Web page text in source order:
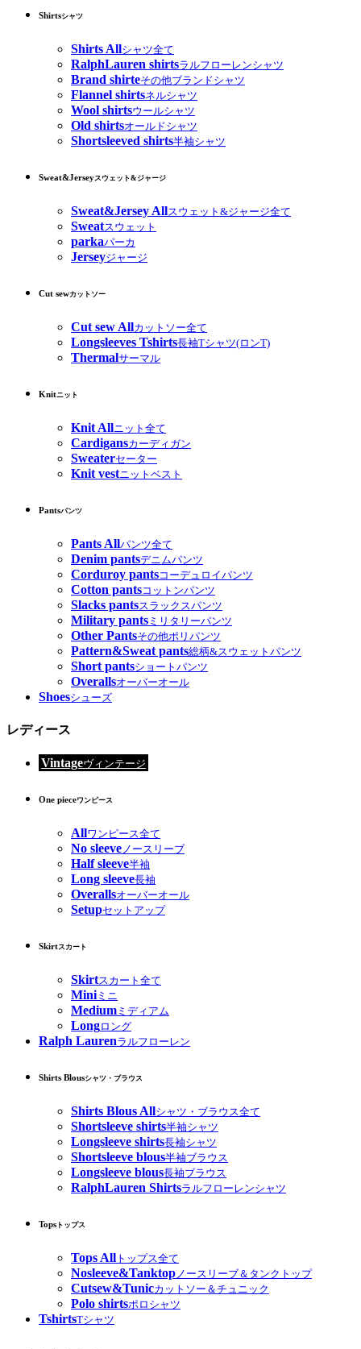
Shirtsシャツ
Shirts Allシャツ全て
RalphLauren shirtsラルフローレンシャツ
Brand shirteその他ブランドシャツ
Flannel shirtsネルシャツ
Wool shirtsウールシャツ
Old shirtsオールドシャツ
Shortsleeved shirts半袖シャツ
Sweat&Jerseyスウェット&ジャージ
Sweat&Jersey Allスウェット&ジャージ全て
Sweatスウェット
parkaパーカ
Jerseyジャージ
Cut sewカットソー
Cut sew Allカットソー全て
Longsleeves Tshirts長袖Tシャツ(ロンT)
Thermalサーマル
Knitニット
Knit Allニット全て
Cardigansカーディガン
Sweaterセーター
Knit vestニットベスト
Pantsパンツ
Pants Allパンツ全て
Denim pantsデニムパンツ
Corduroy pantsコーデュロイパンツ
Cotton pantsコットンパンツ
Slacks pantsスラックスパンツ
Military pants ミリタリーパンツ
Other Pantsその他ポリパンツ
Pattern&Sweat pants総柄&スウェットパンツ
Short pantsショートパンツ
Overallsオーバーオール
Shoesシューズ
レディース
Vintageヴィンテージ
One pieceワンピース
Allワンピース全て
No sleeveノースリーブ
Half sleeve半袖
Long sleeve長袖
Overallsオーバーオール
Setupセットアップ
Skirtスカート
Skirtスカート全て
Miniミニ
Medium ミディアム
Longロング
Ralph Laurenラルフローレン
Shirts Blousシャツ・ブラウス
Shirts Blous Allシャツ・ブラウス全て
Shortsleeve shirts半袖シャツ
Longsleeve shirts長袖シャツ
Shortsleeve blous半袖ブラウス
Longsleeve blous長袖ブラウス
RalphLauren Shirtsラルフローレンシャツ
Tops トップス
Tops All トップス全て
Nosleeve&Tanktop ノースリーブ＆タンクトップ
Cutsew&Tunicカットソー＆チュニック
Polo shirtsポロシャツ
TshirtsTシャツ